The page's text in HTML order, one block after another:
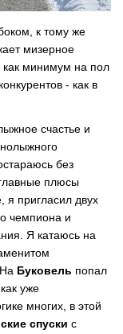
к тому же
мизерное
как минимум на пол
- как в
счастье и
без
плюсы
я пригласил двух
чемпиона и
Я катаюсь на
Буковель попал
уже
многих, в этой
спуски с